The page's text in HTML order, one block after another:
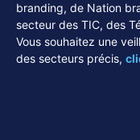
branding, de Nation
secteur des TIC, des
Vous souhaitez une
des secteurs précis,